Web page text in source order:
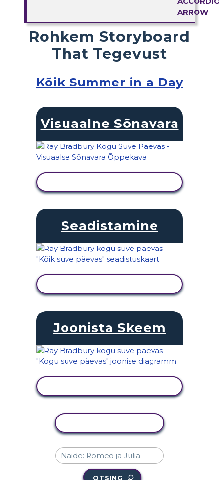
Rohkem Storyboard
That Tegevust
Kõik Summer in a Day
Visuaalne Sõnavara
Seadistamine
Joonista Skeem
OTSING